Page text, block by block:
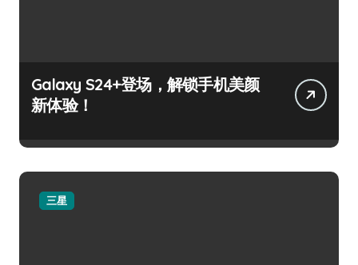
Galaxy S24+登场，解锁手机美颜
新体验！
三星